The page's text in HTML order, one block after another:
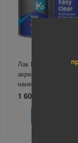
Лак К5 Easy clear
акриловый для
нанесения
1 600 руб.